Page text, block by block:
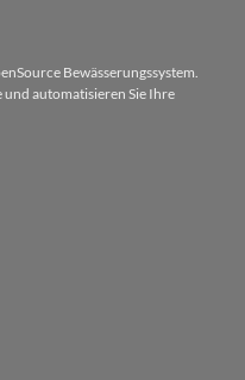
Bewässerungssystem.
automatisieren Sie Ihre